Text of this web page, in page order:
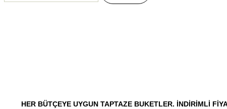
HER BÜTÇEYE UYGUN TAPTAZE BUKETLER. İNDIRIMLI